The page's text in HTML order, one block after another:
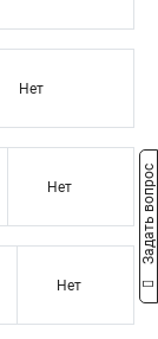
Нет
Нет
Нет
Задать вопрос